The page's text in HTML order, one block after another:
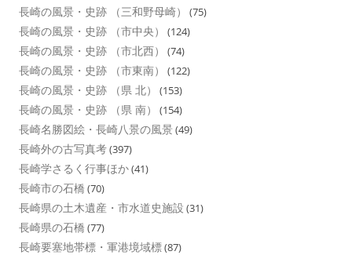
長崎の風景・史跡 （三和野母崎） (75)
長崎の風景・史跡 （市中央） (124)
長崎の風景・史跡 （市北西） (74)
長崎の風景・史跡 （市東南） (122)
長崎の風景・史跡 （県 北） (153)
長崎の風景・史跡 （県 南） (154)
長崎名勝図絵・長崎八景の風景 (49)
長崎外の古写真考(397)
長崎学さるく行事ほか(41)
長崎市の石橋 (70)
長崎県の土木遺産・市水道史施設 (31)
長崎県の石橋 (77)
長崎要塞地帯標・軍港境域標(87)